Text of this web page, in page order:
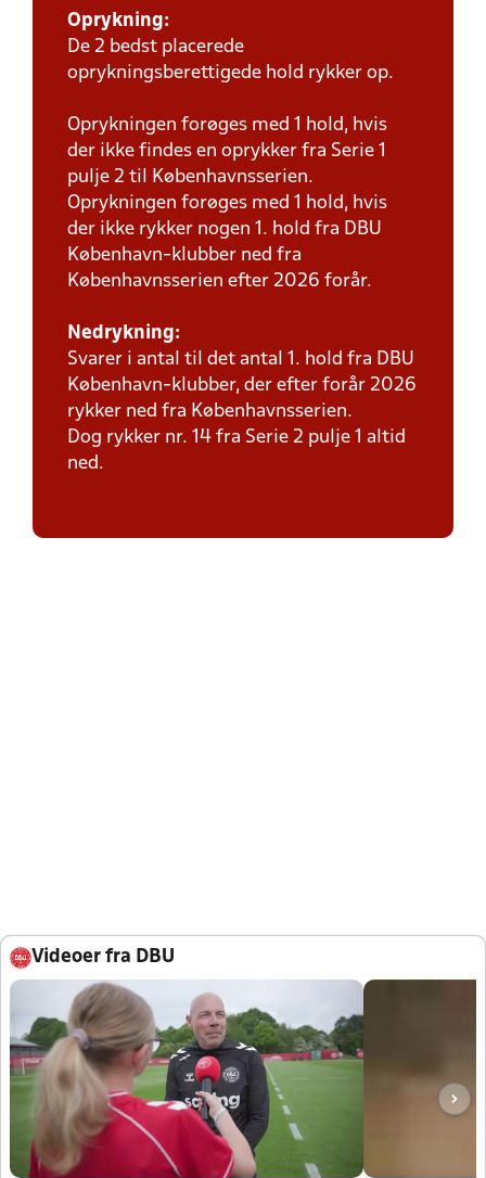
Oprykning:
De 2 bedst placerede
oprykningsberettigede hold rykker op.
Oprykningen forøges med 1 hold, hvis
der ikke findes en oprykker fra Serie 1
pulje 2 til Københavnsserien.
Oprykningen forøges med 1 hold, hvis
der ikke rykker nogen 1. hold fra DBU
København-klubber ned fra
Københavnsserien efter 2026 forår.
Nedrykning:
Svarer i antal til det antal 1. hold fra DBU
København-klubber, der efter forår 2026
rykker ned fra Københavnsserien.
Dog rykker nr. 14 fra Serie 2 pulje 1 altid
ned.
Videoer fra DBU